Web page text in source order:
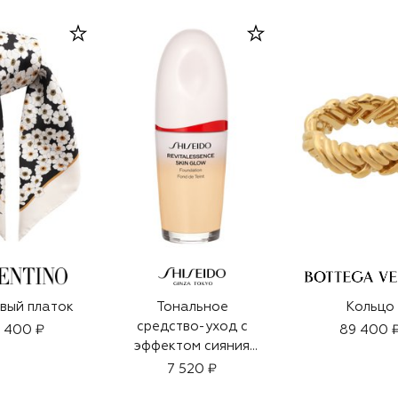
платок
400 ₽
Тональное
средство-уход с
эффектом сияния
Revitalessence SPF
7 520 ₽
Кольцо
89 400